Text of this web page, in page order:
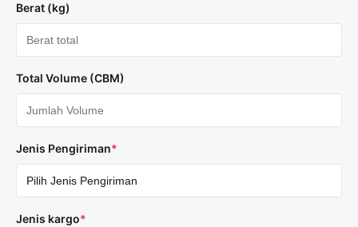
Berat (kg)
Total Volume (CBM)
Jenis Pengiriman*
Jenis kargo*